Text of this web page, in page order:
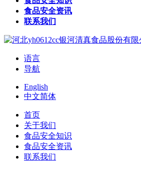
食品安全资讯
联系我们
语言
导航
English
中文简体
首页
关于我们
食品安全知识
食品安全资讯
联系我们